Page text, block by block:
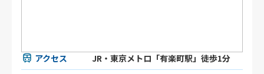
アクセス JR・東京メトロ「有楽町駅」徒歩1分